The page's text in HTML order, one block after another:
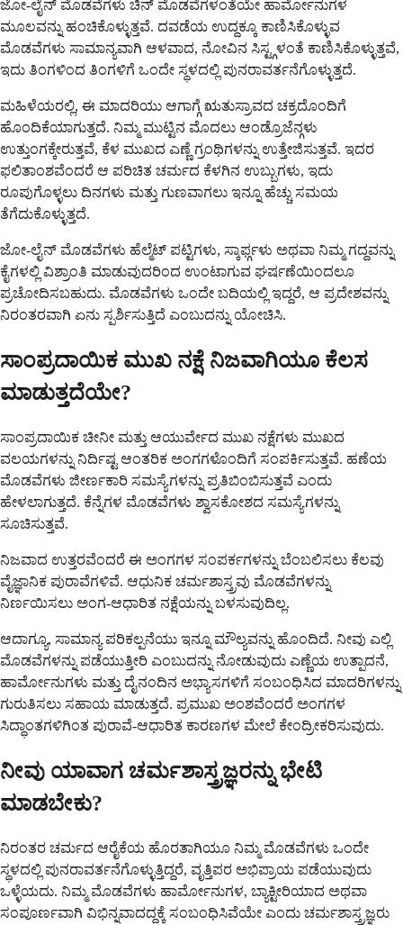
ಜೋ-ಲೈನ್ ಮೊಡವೆಗಳು ಚಿನ್ ಮೊಡವೆಗಳಂತೆಯೇ ಹಾರ್ಮೋನುಗಳ
ಮೂಲವನ್ನು ಹಂಚಿಕೊಳ್ಳುತ್ತವೆ. ದವಡೆಯ ಉದ್ದಕ್ಕೂ ಕಾಣಿಸಿಕೊಳ್ಳುವ
ಮೊಡವೆಗಳು ಸಾಮಾನ್ಯವಾಗಿ ಆಳವಾದ, ನೋವಿನ ಸಿಸ್ಟ್ಗಳಂತೆ ಕಾಣಿಸಿಕೊಳ್ಳುತ್ತವೆ,
ಇದು ತಿಂಗಳಿಂದ ತಿಂಗಳಿಗೆ ಒಂದೇ ಸ್ಥಳದಲ್ಲಿ ಪುನರಾವರ್ತನೆಗೊಳ್ಳುತ್ತದೆ.
ಮಹಿಳೆಯರಲ್ಲಿ, ಈ ಮಾದರಿಯು ಆಗಾಗ್ಗೆ ಋತುಸ್ರಾವದ ಚಕ್ರದೊಂದಿಗೆ
ಹೊಂದಿಕೆಯಾಗುತ್ತದೆ. ನಿಮ್ಮ ಮುಟ್ಟಿನ ಮೊದಲು ಆಂಡ್ರೊಜೆನ್ಗಳು
ಉತ್ತುಂಗಕ್ಕೇರುತ್ತವೆ, ಕೆಳ ಮುಖದ ಎಣ್ಣೆ ಗ್ರಂಥಿಗಳನ್ನು ಉತ್ತೇಜಿಸುತ್ತವೆ. ಇದರ
ಫಲಿತಾಂಶವೆಂದರೆ ಆ ಪರಿಚಿತ ಚರ್ಮದ ಕೆಳಗಿನ ಉಬ್ಬುಗಳು, ಇದು
ರೂಪುಗೊಳ್ಳಲು ದಿನಗಳು ಮತ್ತು ಗುಣವಾಗಲು ಇನ್ನೂ ಹೆಚ್ಚು ಸಮಯ
ತೆಗೆದುಕೊಳ್ಳುತ್ತದೆ.
ಜೋ-ಲೈನ್ ಮೊಡವೆಗಳು ಹೆಲ್ಮೆಟ್ ಪಟ್ಟಿಗಳು, ಸ್ಕಾರ್ಫ್ಗಳು ಅಥವಾ ನಿಮ್ಮ ಗದ್ದವನ್ನು
ಕೈಗಳಲ್ಲಿ ವಿಶ್ರಾಂತಿ ಮಾಡುವುದರಿಂದ ಉಂಟಾಗುವ ಘರ್ಷಣೆಯಿಂದಲೂ
ಪ್ರಚೋದಿಸಬಹುದು. ಮೊಡವೆಗಳು ಒಂದೇ ಬದಿಯಲ್ಲಿ ಇದ್ದರೆ, ಆ ಪ್ರದೇಶವನ್ನು
ನಿರಂತರವಾಗಿ ಏನು ಸ್ಪರ್ಶಿಸುತ್ತಿದೆ ಎಂಬುದನ್ನು ಯೋಚಿಸಿ.
ಸಾಂಪ್ರದಾಯಿಕ ಮುಖ ನಕ್ಷೆ ನಿಜವಾಗಿಯೂ ಕೆಲಸ
ಮಾಡುತ್ತದೆಯೇ?
ಸಾಂಪ್ರದಾಯಿಕ ಚೀನೀ ಮತ್ತು ಆಯುರ್ವೇದ ಮುಖ ನಕ್ಷೆಗಳು ಮುಖದ
ವಲಯಗಳನ್ನು ನಿರ್ದಿಷ್ಟ ಆಂತರಿಕ ಅಂಗಗಳೊಂದಿಗೆ ಸಂಪರ್ಕಿಸುತ್ತವೆ. ಹಣೆಯ
ಮೊಡವೆಗಳು ಜೀರ್ಣಕಾರಿ ಸಮಸ್ಯೆಗಳನ್ನು ಪ್ರತಿಬಿಂಬಿಸುತ್ತವೆ ಎಂದು
ಹೇಳಲಾಗುತ್ತದೆ. ಕೆನ್ನೆಗಳ ಮೊಡವೆಗಳು ಶ್ವಾಸಕೋಶದ ಸಮಸ್ಯೆಗಳನ್ನು
ಸೂಚಿಸುತ್ತವೆ.
ನಿಜವಾದ ಉತ್ತರವೆಂದರೆ ಈ ಅಂಗಗಳ ಸಂಪರ್ಕಗಳನ್ನು ಬೆಂಬಲಿಸಲು ಕೆಲವು
ವೈಜ್ಞಾನಿಕ ಪುರಾವೆಗಳಿವೆ. ಆಧುನಿಕ ಚರ್ಮಶಾಸ್ತ್ರವು ಮೊಡವೆಗಳನ್ನು
ನಿರ್ಣಯಿಸಲು ಅಂಗ-ಆಧಾರಿತ ನಕ್ಷೆಯನ್ನು ಬಳಸುವುದಿಲ್ಲ.
ಆದಾಗ್ಯೂ, ಸಾಮಾನ್ಯ ಪರಿಕಲ್ಪನೆಯು ಇನ್ನೂ ಮೌಲ್ಯವನ್ನು ಹೊಂದಿದೆ. ನೀವು ಎಲ್ಲಿ
ಮೊಡವೆಗಳನ್ನು ಪಡೆಯುತ್ತೀರಿ ಎಂಬುದನ್ನು ನೋಡುವುದು ಎಣ್ಣೆಯ ಉತ್ಪಾದನೆ,
ಹಾರ್ಮೋನುಗಳು ಮತ್ತು ದೈನಂದಿನ ಅಭ್ಯಾಸಗಳಿಗೆ ಸಂಬಂಧಿಸಿದ ಮಾದರಿಗಳನ್ನು
ಗುರುತಿಸಲು ಸಹಾಯ ಮಾಡುತ್ತದೆ. ಪ್ರಮುಖ ಅಂಶವೆಂದರೆ ಅಂಗಗಳ
ಸಿದ್ಧಾಂತಗಳಿಗಿಂತ ಪುರಾವೆ-ಆಧಾರಿತ ಕಾರಣಗಳ ಮೇಲೆ ಕೇಂದ್ರೀಕರಿಸುವುದು.
ನೀವು ಯಾವಾಗ ಚರ್ಮಶಾಸ್ತ್ರಜ್ಞರನ್ನು ಭೇಟಿ
ಮಾಡಬೇಕು?
ನಿರಂತರ ಚರ್ಮದ ಆರೈಕೆಯ ಹೊರತಾಗಿಯೂ ನಿಮ್ಮ ಮೊಡವೆಗಳು ಒಂದೇ
ಸ್ಥಳದಲ್ಲಿ ಪುನರಾವರ್ತನೆಗೊಳ್ಳುತ್ತಿದ್ದರೆ, ವೃತ್ತಿಪರ ಅಭಿಪ್ರಾಯ ಪಡೆಯುವುದು
ಒಳ್ಳೆಯದು. ನಿಮ್ಮ ಮೊಡವೆಗಳು ಹಾರ್ಮೋನುಗಳ, ಬ್ಯಾಕ್ಟೀರಿಯಾದ ಅಥವಾ
ಸಂಪೂರ್ಣವಾಗಿ ವಿಭಿನ್ನವಾದದ್ದಕ್ಕೆ ಸಂಬಂಧಿಸಿವೆಯೇ ಎಂದು ಚರ್ಮಶಾಸ್ತ್ರಜ್ಞರು